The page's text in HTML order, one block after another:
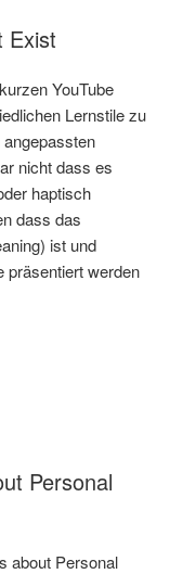
Exist
YouTube
Lernstile zu
nicht dass es
haptisch
dass das
ist und
präsentiert werden
Personal
about Personal